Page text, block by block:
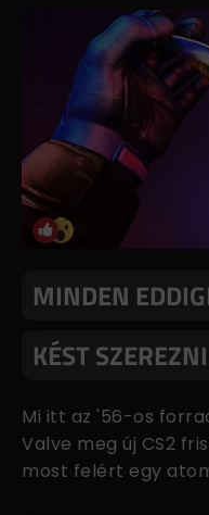
MINDEN
KÉST
Mi itt az '56-os
Valve meg új CS2
most felért egy